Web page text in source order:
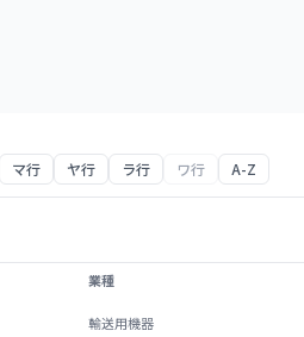
マ行 ヤ行 ラ行 ワ行 A-Z
業種
輸送用機器